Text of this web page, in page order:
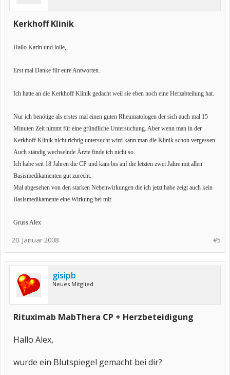
Kerkhoff Klinik
Hallo Karin und lolle,,
Erst mal Danke für eure Antworten.
Ich hatte an die Kerkhoff Klinik gedacht weil sie eben noch eine Herzabteilung hat.
Nur ich benötige als erstes mal einen guten Rheumatologen der sich auch mal 15
Minuten Zeit nimmt für eine gründliche Untersuchung. Aber wenn man in der
Kerkhoff Klinik nicht richtig untersucht wird kann man die Klinik schon vergessen.
Auch ständig wechselnde Ärzte finde ich nicht so.
Ich habe seit 18 Jahren die CP und kam bis auf die letzten zwei Jahre mit allen
Basismedikamenten gut zurecht.
Mal abgesehen von den starken Nebenwirkungen die ich jetzt habe zeigt auch kein
Basismedikamente eine Wirkung bei mir.
Gruss Alex
#5
20. Januar 2008
gisipb
Neues Mitglied
Rituximab MabThera CP + Herzbeteidigung
Hallo Alex,
wurde ein Blutspiegel gemacht bei dir?